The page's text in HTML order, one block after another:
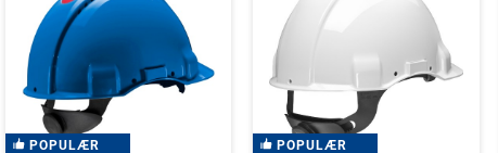
POPULÆR POPULÆR